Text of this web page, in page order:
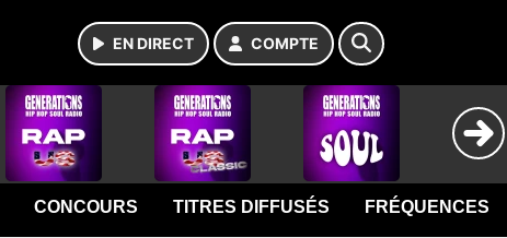
EN DIRECT COMPTE
CONCOURS TITRES DIFFUSÉS FRÉQUENCES